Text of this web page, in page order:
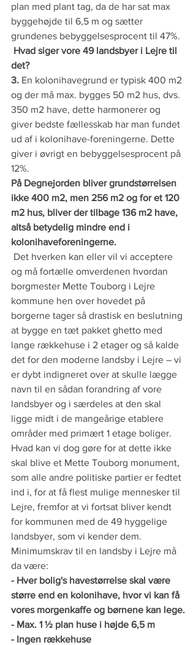
plan med plant tag, da de har sat max
byggehøjde til 6,5 m og sætter
grundenes bebyggelsesprocent til 47%.
Hvad siger vore 49 landsbyer i Lejre til
det?
3. En kolonihavegrund er typisk 400 m2
og der må max. bygges 50 m2 hus, dvs.
350 m2 have, dette harmonerer og
giver bedste fællesskab har man fundet
ud af i kolonihave-foreningerne. Dette
giver i øvrigt en bebyggelsesprocent på
12%.
På Degnejorden bliver grundstørrelsen
ikke 400 m2, men 256 m2 og for et 120
m2 hus, bliver der tilbage 136 m2 have,
altså betydelig mindre end i
kolonihaveforeningerne.
Det hverken kan eller vil vi acceptere
og må fortælle omverdenen hvordan
borgmester Mette Touborg i Lejre
kommune hen over hovedet på
borgerne tager så drastisk en beslutning
at bygge en tæt pakket ghetto med
lange rækkehuse i 2 etager og så kalde
det for den moderne landsby i Lejre – vi
er dybt indigneret over at skulle lægge
navn til en sådan forandring af vore
landsbyer og i særdeles at den skal
ligge midt i de mangeårige etablere
områder med primært 1 etage boliger.
Hvad kan vi dog gøre for at dette ikke
skal blive et Mette Touborg monument,
som alle andre politiske partier er fedtet
ind i, for at få flest mulige mennesker til
Lejre, fremfor at vi fortsat bliver kendt
for kommunen med de 49 hyggelige
landsbyer, som vi kender dem.
Minimumskrav til en landsby i Lejre må
da være:
- Hver bolig's havestørrelse skal være
større end en kolonihave, hvor vi kan få
vores morgenkaffe og børnene kan lege.
- Max. 1 ½ plan huse i højde 6,5 m
- Ingen rækkehuse